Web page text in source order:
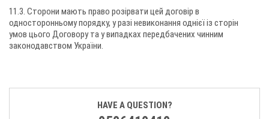
11.3. Сторони мають право розірвати цей договір в
односторонньому порядку, у разі невиконання однієї із сторін
умов цього Договору та у випадках передбачених чинним
законодавством України.
HAVE A QUESTION?